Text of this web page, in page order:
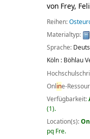
von Frey,
Reihen:
Materialtyp:
Sprache:
Köln : Böhlau
Online-
Verfügbarkeit:
(1).
Location(s):
pq Fre.